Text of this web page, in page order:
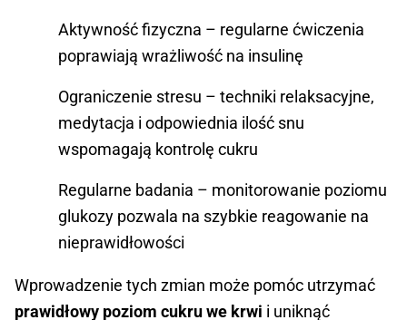
Aktywność fizyczna – regularne ćwiczenia
poprawiają wrażliwość na insulinę
Ograniczenie stresu – techniki relaksacyjne,
medytacja i odpowiednia ilość snu
wspomagają kontrolę cukru
Regularne badania – monitorowanie poziomu
glukozy pozwala na szybkie reagowanie na
nieprawidłowości
Wprowadzenie tych zmian może pomóc utrzymać
prawidłowy poziom cukru we krwi i uniknąć